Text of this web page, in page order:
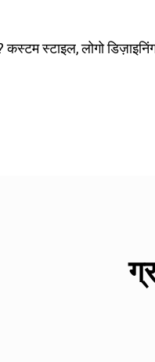
कस्टम स्टाइल, लोगो